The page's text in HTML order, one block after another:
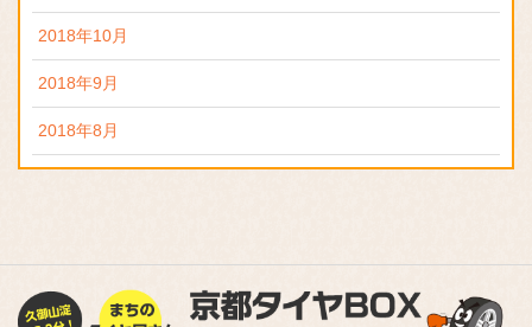
2018年10月
2018年9月
2018年8月